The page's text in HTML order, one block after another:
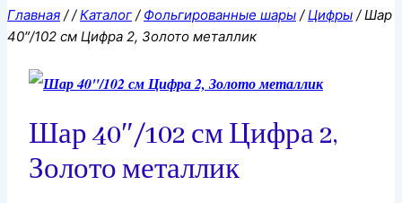
Главная / / Каталог / Фольгированные шары / Цифры / Шар
40″/102 см Цифра 2, Золото металлик
Шар 40″/102 см Цифра 2,
Золото металлик